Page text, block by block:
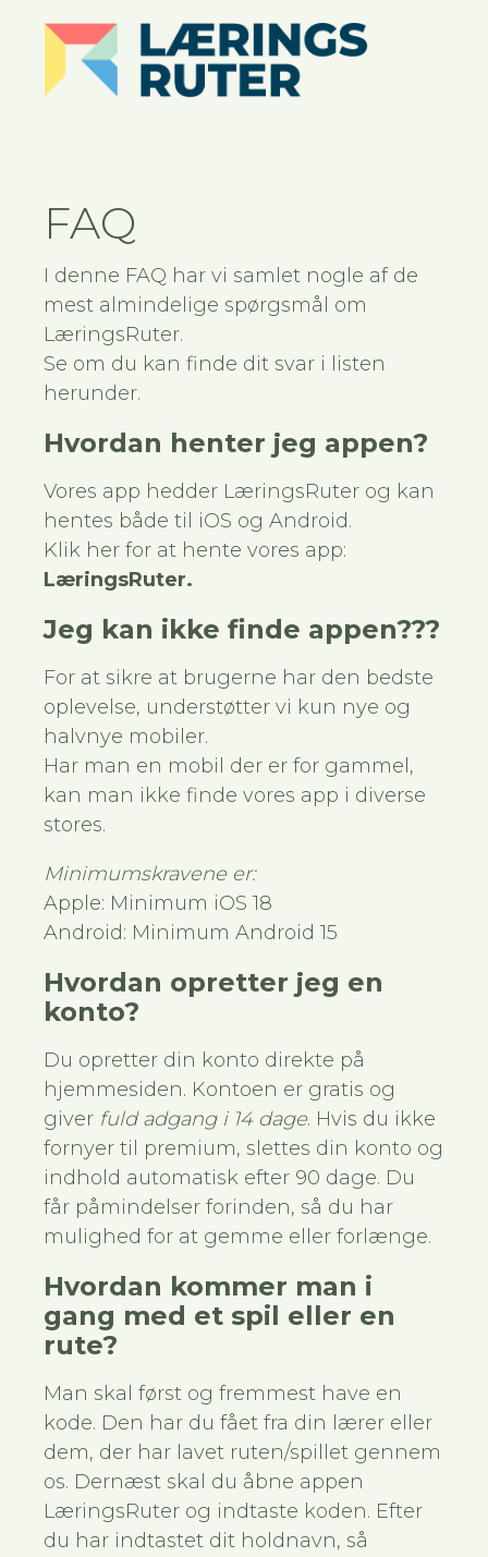
FAQ
I denne FAQ har vi samlet nogle af de
mest almindelige spørgsmål om
LæringsRuter.
Se om du kan finde dit svar i listen
herunder.
Hvordan henter jeg appen?
Vores app hedder LæringsRuter og kan
hentes både til iOS og Android.
Klik her for at hente vores app:
LæringsRuter.
Jeg kan ikke finde appen???
For at sikre at brugerne har den bedste
oplevelse, understøtter vi kun nye og
halvnye mobiler.
Har man en mobil der er for gammel,
kan man ikke finde vores app i diverse
stores.
Minimumskravene er:
Apple: Minimum iOS 18
Android: Minimum Android 15
Hvordan opretter jeg en
konto?
Du opretter din konto direkte på
hjemmesiden. Kontoen er gratis og
giver fuld adgang i 14 dage. Hvis du ikke
fornyer til premium, slettes din konto og
indhold automatisk efter 90 dage. Du
får påmindelser forinden, så du har
mulighed for at gemme eller forlænge.
Hvordan kommer man i
gang med et spil eller en
rute?
Man skal først og fremmest have en
kode. Den har du fået fra din lærer eller
dem, der har lavet ruten/spillet gennem
os. Dernæst skal du åbne appen
LæringsRuter og indtaste koden. Efter
du har indtastet dit holdnavn, så